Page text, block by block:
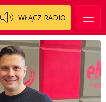
WŁĄCZ RADIO